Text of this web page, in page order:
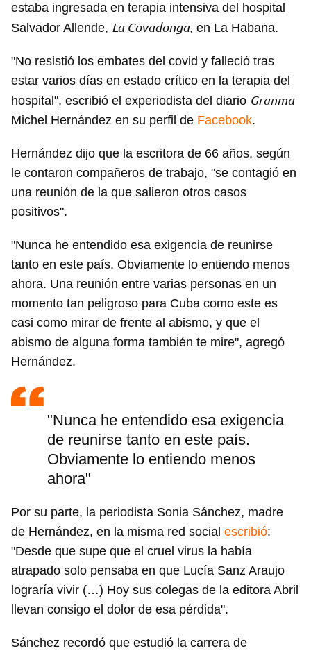
estaba ingresada en terapia intensiva del hospital
Salvador Allende, La Covadonga, en La Habana.
"No resistió los embates del covid y falleció tras
estar varios días en estado crítico en la terapia del
hospital", escribió el experiodista del diario Granma
Michel Hernández en su perfil de Facebook.
Hernández dijo que la escritora de 66 años, según
le contaron compañeros de trabajo, "se contagió en
una reunión de la que salieron otros casos
positivos".
"Nunca he entendido esa exigencia de reunirse
tanto en este país. Obviamente lo entiendo menos
ahora. Una reunión entre varias personas en un
momento tan peligroso para Cuba como este es
casi como mirar de frente al abismo, y que el
abismo de alguna forma también te mire", agregó
Hernández.
"Nunca he entendido esa exigencia
de reunirse tanto en este país.
Obviamente lo entiendo menos
ahora"
Por su parte, la periodista Sonia Sánchez, madre
de Hernández, en la misma red social escribió:
"Desde que supe que el cruel virus la había
atrapado solo pensaba en que Lucía Sanz Araujo
lograría vivir (…) Hoy sus colegas de la editora Abril
llevan consigo el dolor de esa pérdida".
Sánchez recordó que estudió la carrera de